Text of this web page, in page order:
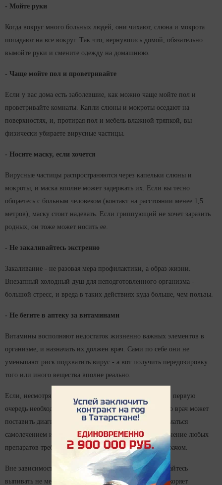
- Мойте руки
Когда вокруг много больных людей, они чихают, слюна и мокрота
попадают на все вокруг. Так что, вернувшись домой, обязательно
вымойте руки и смените одежду на домашнюю.
- Чаще мойте пол и проветривайте
Если у вас дома есть заболевшие, как можно чаще мойте пол и
проветривайте комнаты. Капли слюны и мокроты оседают на
поверхностях, и, протирая пол и мебель влажной тряпкой, вы
физически убираете вирусные частицы.
- Носите маску, если хочется
Вирусные частицы распространяются через капельки слюны и
мокроты, и маска вполне может задержать их. Если вы тесно
общаетесь с больным человеком (контакт на расстоянии менее 1,5
метров), маску стоит надевать. Если гриппующий не хочет заразить
родных, он тоже может носить ее.
- Не закаливайтесь экстренно
Закаливание - не разовая мера профилактики, а образ жизни.
Внезапный холодный душ для неподготовленного организма -
большой стресс, и вреда в таких действиях куда больше, чем пользы.
- Не бегите в аптеку за витаминами
Витамины восполняют недостаток жизненно важных элементов в
организме, и назначать их должен врач. Сами по себе они не
уменьшают риск подхватить вирус - а вот получить передозировку
того или иного вещества вполне реально.
Если, несмотря на меры профилактики, вы заболели, в первую
очередь необходимо обратиться за медпомощью. Только врач может
поставить диагноз: грипп или ОРВИ. Не следует заниматься
самолечением и бесконтрольно пить лекарства. Применение любых
препаратов требует предварительной консультации с врачом.
Вне зависимости от того, грипп у вас или ОРВИ, старайтесь
выпивать не менее 2 литров воды в день. Жидкость ускоряет